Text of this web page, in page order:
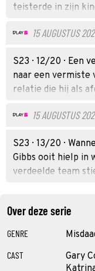
teisterde in zijn
15 AUGUSTUS
S23 · 12/20 ·
naar een vermiste
relatie die hij als
niet alleen het
15 AUGUSTUS
S23 · 13/20 ·
Gibbs ooit hielp in
verdeelde team
Over deze serie
GENRE
CAST
Gary